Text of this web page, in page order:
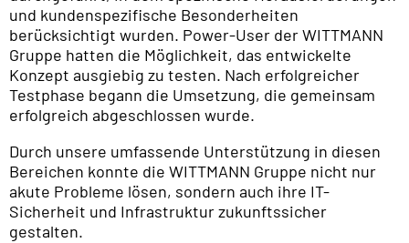
und kundenspezifische Besonderheiten
berücksichtigt wurden. Power-User der WITTMANN
Gruppe hatten die Möglichkeit, das entwickelte
Konzept ausgiebig zu testen. Nach erfolgreicher
Testphase begann die Umsetzung, die gemeinsam
erfolgreich abgeschlossen wurde.
Durch unsere umfassende Unterstützung in diesen
Bereichen konnte die WITTMANN Gruppe nicht nur
akute Probleme lösen, sondern auch ihre IT-
Sicherheit und Infrastruktur zukunftssicher
gestalten.